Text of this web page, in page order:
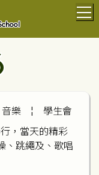
樂 ¦
學生會
，當天的精彩
、跳繩及、歌唱